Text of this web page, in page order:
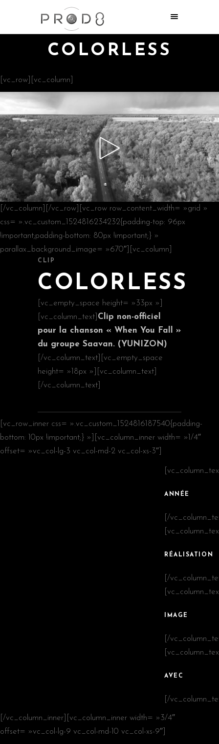
COLORLESS
[vc_row][vc_column]
[/vc_column][/vc_row][vc_row row_content_width= »grid »
css= ».vc_custom_1524816234232{padding-top: 96px
!important;padding-bottom: 80px !important;} »
parallax_background_image= »670″][vc_column]
CLIP
COLORLESS
[vc_empty_space height= »33px »]
[vc_column_text] Clip non-officiel
pour la chanson « When You Fall »
du groupeSaavan. (YUNIZON)
[/vc_column_text][vc_empty_space
height= »18px »][vc_column_text]
[/vc_column_text]
[vc_row_inner css= ».vc_custom_1524816187540{padding-
bottom: 10px !important;} »][vc_column_inner width= »1/4″
offset= »vc_col-lg-3 vc_col-md-2 vc_col-xs-3″]
ANNÉE
[/
RÉALISATION
[/
IMAGE
[/
AVEC
[/
[/vc_column_inner][vc_column_inner width= »3/4″
offset= »vc_col-lg-9 vc_col-md-10 vc_col-xs-9″]